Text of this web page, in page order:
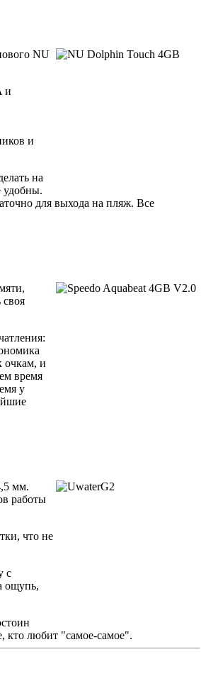
NU
и
и
на
удобны.
для выхода на пляж. Все
очкам, и
время
у
мм.
работы
что не
с
ощупь,
кто любит "самое-самое".